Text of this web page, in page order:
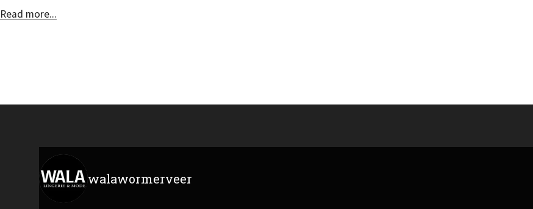
Read more...
walawormerveer